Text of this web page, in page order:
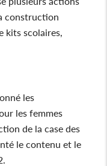
construction
kits scolaires,
les
les femmes
de la case des
le contenu et le